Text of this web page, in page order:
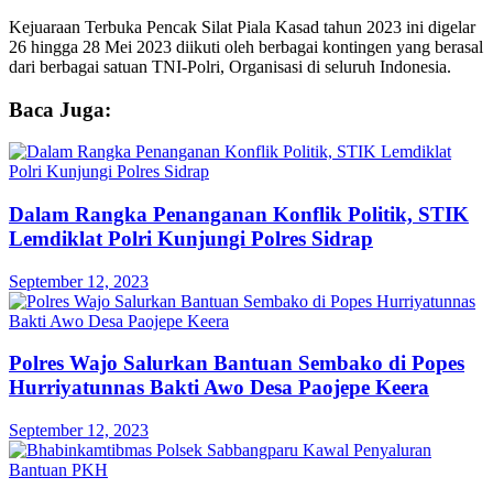
Kejuaraan Terbuka Pencak Silat Piala Kasad tahun 2023 ini digelar
26 hingga 28 Mei 2023 diikuti oleh berbagai kontingen yang berasal
dari berbagai satuan TNI-Polri, Organisasi di seluruh Indonesia.
Baca Juga:
Dalam Rangka Penanganan Konflik Politik, STIK
Lemdiklat Polri Kunjungi Polres Sidrap
September 12, 2023
Polres Wajo Salurkan Bantuan Sembako di Popes
Hurriyatunnas Bakti Awo Desa Paojepe Keera
September 12, 2023